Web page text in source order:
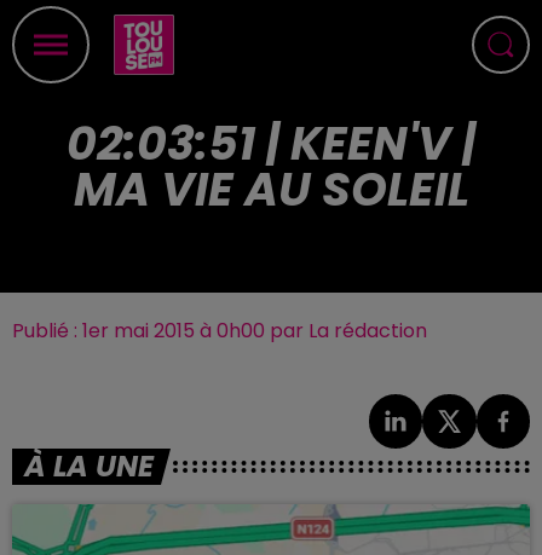
02:03:51 | KEEN'V |
MA VIE AU SOLEIL
Publié : 1er mai 2015 à 0h00 par La rédaction
À LA UNE